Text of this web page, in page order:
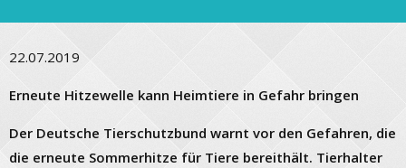
22.07.2019
Erneute Hitzewelle kann Heimtiere in Gefahr bringen
Der Deutsche Tierschutzbund warnt vor den Gefahren, die
die erneute Sommerhitze für Tiere bereithält. Tierhalter